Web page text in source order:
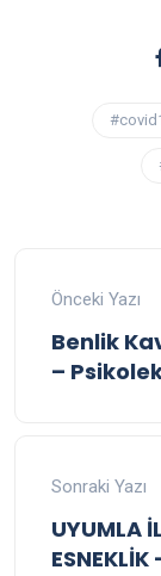
Önceki Yazı
Benlik
–
Sonraki Yazı
UYUMLA